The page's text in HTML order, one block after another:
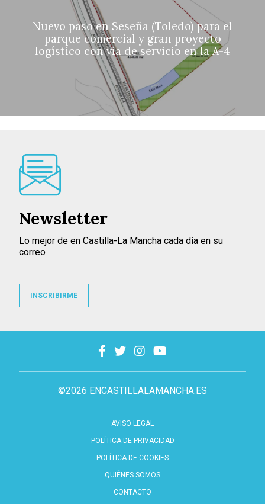
Nuevo paso en Seseña (Toledo) para el
parque comercial y gran proyecto
logístico con vía de servicio en la A-4
©2026 ENCASTILLALAMANCHA.ES
AVISO LEGAL
POLÍTICA DE PRIVACIDAD
POLÍTICA DE COOKIES
QUIÉNES SOMOS
CONTACTO
Newsletter
Lo mejor de en Castilla-La Mancha cada día en su
correo
INSCRIBIRME